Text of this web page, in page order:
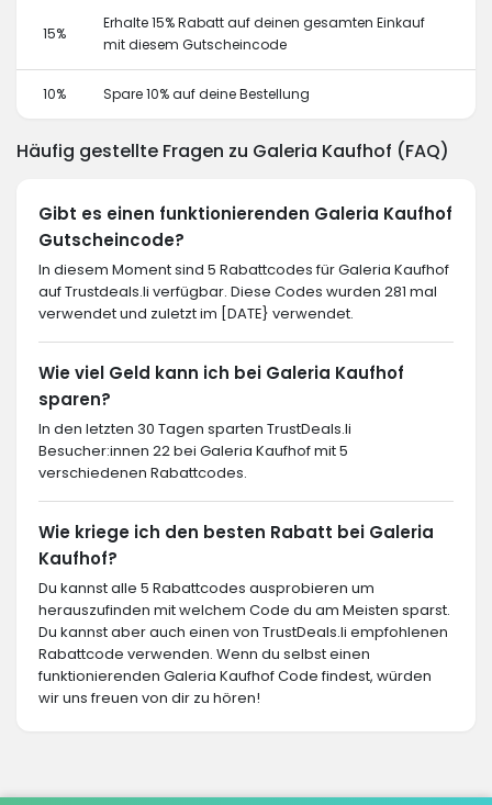
15%
Erhalte 15% Rabatt auf deinen gesamten Einkauf
mit diesem Gutscheincode
10% Spare 10% auf deine Bestellung
Häufig gestellte Fragen zu Galeria Kaufhof (FAQ)
Gibt es einen funktionierenden Galeria Kaufhof
Gutscheincode?
In diesem Moment sind 5 Rabattcodes für Galeria Kaufhof
auf Trustdeals.li verfügbar. Diese Codes wurden 281 mal
verwendet und zuletzt im [DATE} verwendet.
Wie viel Geld kann ich bei Galeria Kaufhof
sparen?
In den letzten 30 Tagen sparten TrustDeals.li
Besucher:innen 22 bei Galeria Kaufhof mit 5
verschiedenen Rabattcodes.
Wie kriege ich den besten Rabatt bei Galeria
Kaufhof?
Du kannst alle 5 Rabattcodes ausprobieren um
herauszufinden mit welchem Code du am Meisten sparst.
Du kannst aber auch einen von TrustDeals.li empfohlenen
Rabattcode verwenden. Wenn du selbst einen
funktionierenden Galeria Kaufhof Code findest, würden
wir uns freuen von dir zu hören!